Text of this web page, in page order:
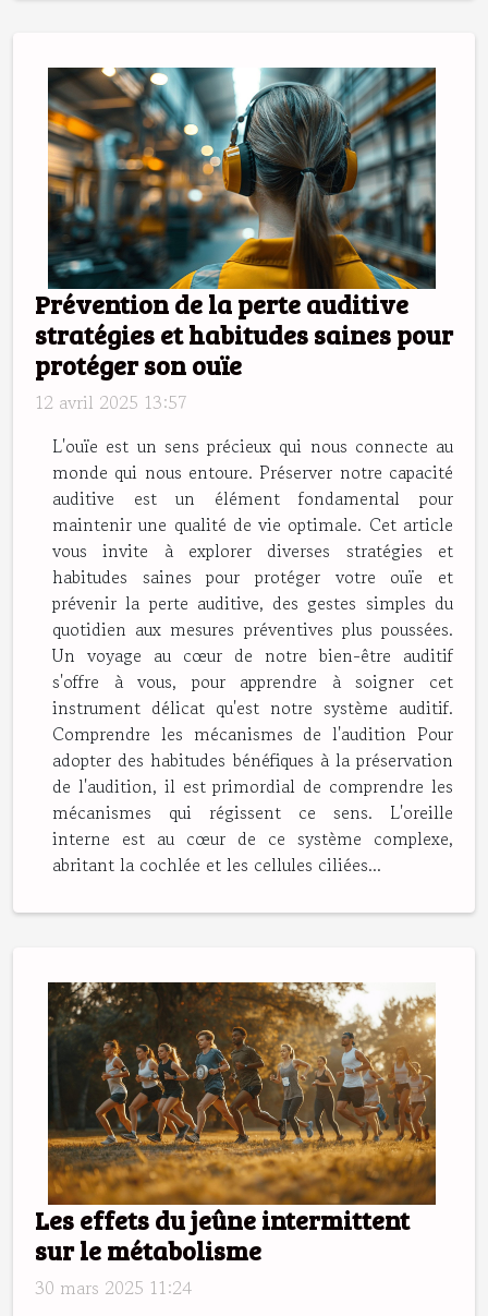
Prévention de la perte auditive
stratégies et habitudes saines pour
protéger son ouïe
12 avril 2025 13:57
L'ouïe est un sens précieux qui nous connecte au
monde qui nous entoure. Préserver notre capacité
auditive est un élément fondamental pour
maintenir une qualité de vie optimale. Cet article
vous invite à explorer diverses stratégies et
habitudes saines pour protéger votre ouïe et
prévenir la perte auditive, des gestes simples du
quotidien aux mesures préventives plus poussées.
Un voyage au cœur de notre bien-être auditif
s'offre à vous, pour apprendre à soigner cet
instrument délicat qu'est notre système auditif.
Comprendre les mécanismes de l'audition Pour
adopter des habitudes bénéfiques à la préservation
de l'audition, il est primordial de comprendre les
mécanismes qui régissent ce sens. L'oreille
interne est au cœur de ce système complexe,
abritant la cochlée et les cellules ciliées...
Les effets du jeûne intermittent
sur le métabolisme
30 mars 2025 11:24